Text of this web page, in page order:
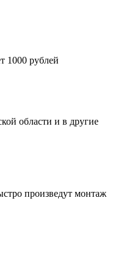
1000 рублей
области и в другие
произведут монтаж